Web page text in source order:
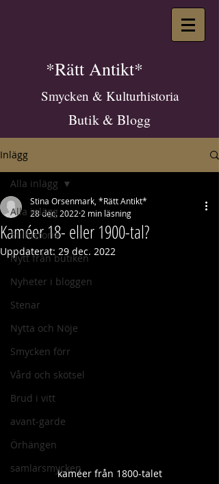
*Rätt Antikt*
Smycken & Kulturhistoria
Butik & Blogg
Inlägg
Alla inlägg
Stilhistoria
Nytt från butiken
Nyheter i bloggen
Stenar
Nytta och Nöje
Smycken förr
Vård och skötsel
Brud i vitt
avant-garde
Örhängen
samlarsmycken
Alla inlägg
Kaméer 18- eller 1900-tal?
Stina Orsenmark, *Rätt Antikt*
28 dec. 2022 2 min läsning
Uppdaterat: 29 dec. 2022
kaméer från 1800-talet